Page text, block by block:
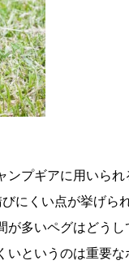
プギアに用いられ
にくい点が挙げられ
多いペグはどう
というのは重要な